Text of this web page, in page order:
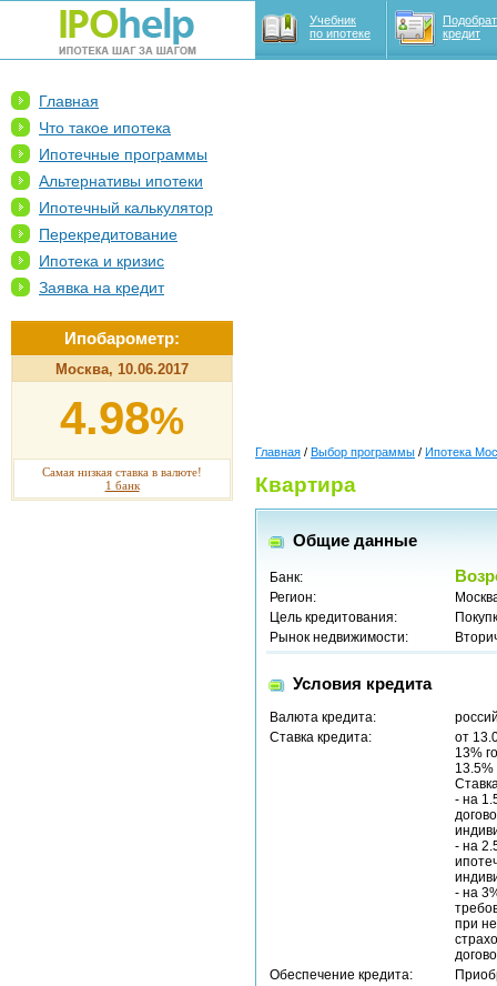
Учебник
по ипотеке
кредит
Главная
Что такое ипотека
Ипотечные программы
Альтернативы ипотеки
Ипотечный калькулятор
Перекредитование
Ипотека и кризис
Заявка на кредит
Ипобарометр:
Москва, 10.06.2017
4.98%
Самая низкая ставка в валюте!
1 банк
Главная / Выбор программы / Ипотека
Квартира
Общие данные
Банк:
Регион:
Цель кредитования:
Рынок недвижимости:
Условия кредита
Валюта кредита:
Ставка кредита:
от
13%
13.5%
- на
- на
- на
при
Обеспечение кредита: